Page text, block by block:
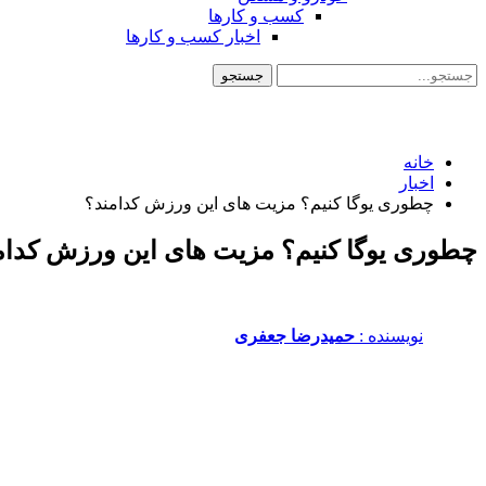
کسب و کارها
اخبار کسب و کارها
خانه
اخبار
چطوری یوگا کنیم؟ مزیت های این ورزش کدامند؟
چطوری یوگا کنیم؟ مزیت های این ورزش
نویسنده :‌ حمیدرضا جعفری